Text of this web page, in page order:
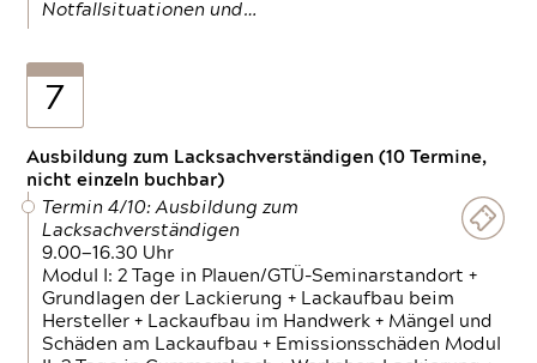
Notfallsituationen und…
7
Ausbildung zum Lacksachverständigen (10 Termine,
nicht einzeln buchbar)
Termin 4/10: Ausbildung zum
Lacksachverständigen
9.00—16.30 Uhr
Modul I: 2 Tage in Plauen/GTÜ-Seminarstandort +
Grundlagen der Lackierung + Lackaufbau beim
Hersteller + Lackaufbau im Handwerk + Mängel und
Schäden am Lackaufbau + Emissionsschäden Modul